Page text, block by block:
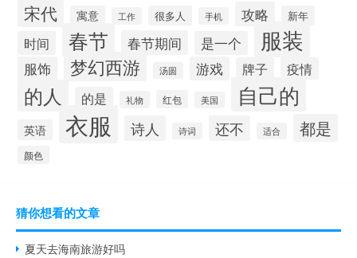
宋代 寓意 工作 很多人 手机 攻略 新年
时间 春节 春节期间 是一个 服装
服饰 梦幻西游 汤圆 游戏 牌子 疫情
的人 的是 礼物 红包 美国 自己的
英语 衣服 诗人 诗词 还不 适合 都是
颜色
猜你想看的文章
夏天去海南旅游好吗